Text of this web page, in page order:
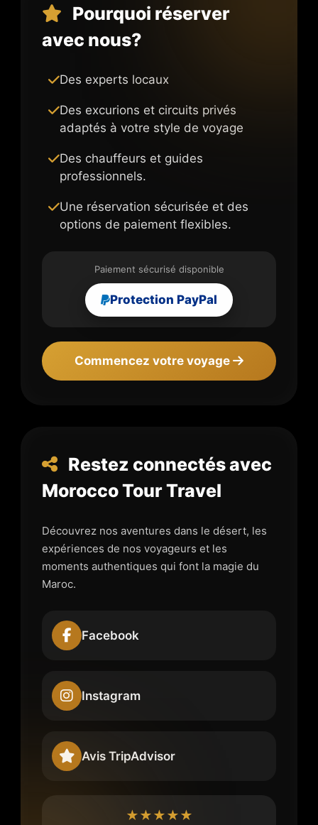
Pourquoi réserver
avec nous?
Des experts locaux
Des excurions et circuits privés
adaptés à votre style de voyage
Des chauffeurs et guides
professionnels.
Une réservation sécurisée et des
options de paiement flexibles.
Paiement sécurisé disponible
Protection PayPal
Commencez votre voyage
Restez connectés avec
Morocco Tour Travel
Découvrez nos aventures dans le désert, les
expériences de nos voyageurs et les
moments authentiques qui font la magie du
Maroc.
Facebook
Instagram
Avis TripAdvisor
★★★★★